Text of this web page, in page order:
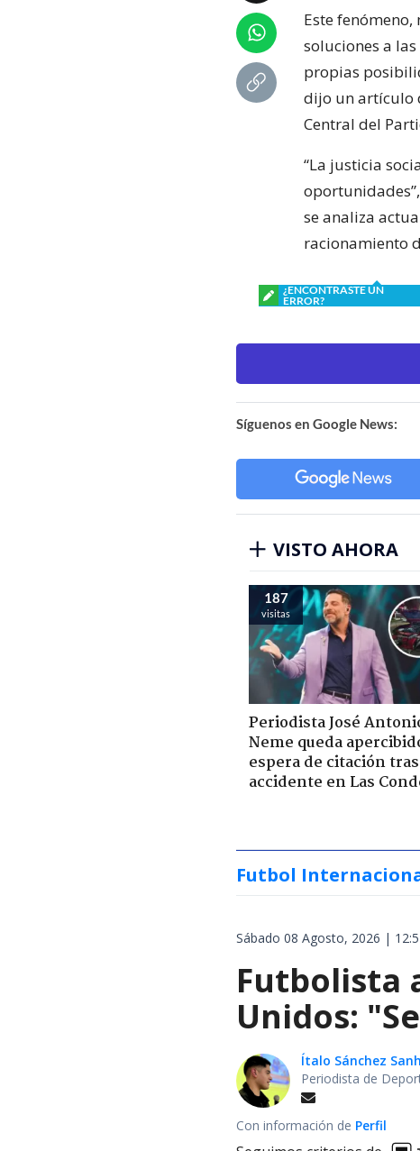
Este
soluciones a
propias
dijo un artículo
Central del
“La justicia
se analiza
racionamiento
¿ENCONTRASTE UN
ERROR?
Síguenos en Google News:
VISTO AHORA
187
visitas
Periodista José
Neme queda
espera de citación tras
accidente en Las
Futbol
Sábado 08 Agosto, 2026 |
Futbolista
Unidos:
Ítalo Sánchez
Periodista de
Con información de Perfil